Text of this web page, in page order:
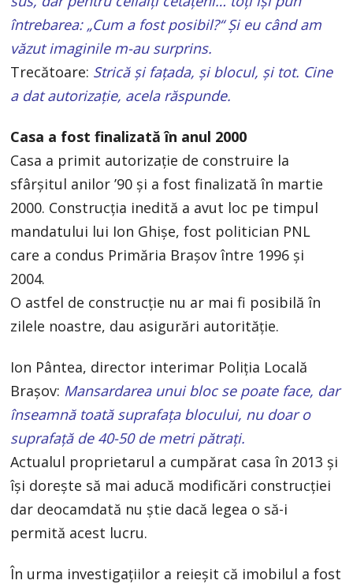
întrebarea: „Cum a fost posibil?“ Şi eu când am
văzut imaginile m-au surprins.
Trecătoare: Strică şi faţada, şi blocul, şi tot. Cine
a dat autorizaţie, acela răspunde.
Casa a fost finalizată în anul 2000
Casa a primit autorizaţie de construire la
sfârşitul anilor ’90 şi a fost finalizată în martie
2000. Construcţia inedită a avut loc pe timpul
mandatului lui Ion Ghişe, fost politician PNL
care a condus Primăria Braşov între 1996 şi
2004.
O astfel de construcţie nu ar mai fi posibilă în
zilele noastre, dau asigurări autorităţie.
Ion Pântea, director interimar Poliţia Locală
Braşov: Mansardarea unui bloc se poate face, dar
înseamnă toată suprafaţa blocului, nu doar o
suprafaţă de 40-50 de metri pătraţi.
Actualul proprietarul a cumpărat casa în 2013 şi
îşi doreşte să mai aducă modificări construcţiei
dar deocamdată nu ştie dacă legea o să-i
permită acest lucru.
În urma investigațiilor a reieșit că imobilul a fost